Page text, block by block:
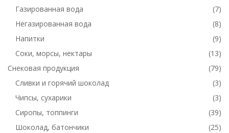
Газированная вода
(7)
Негазированная вода
(8)
Напитки
(9)
Соки, морсы, нектары
(13)
Снековая продукция
(79)
Сливки и горячий шоколад
(3)
Чипсы, сухарики
(3)
Сиропы, топпинги
(39)
Шоколад, батончики
(25)